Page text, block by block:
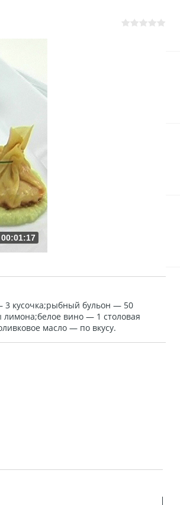
00:01:17
3 кусочка;рыбный бульон — 50
вино — 1 столовая
масло — по вкусу.